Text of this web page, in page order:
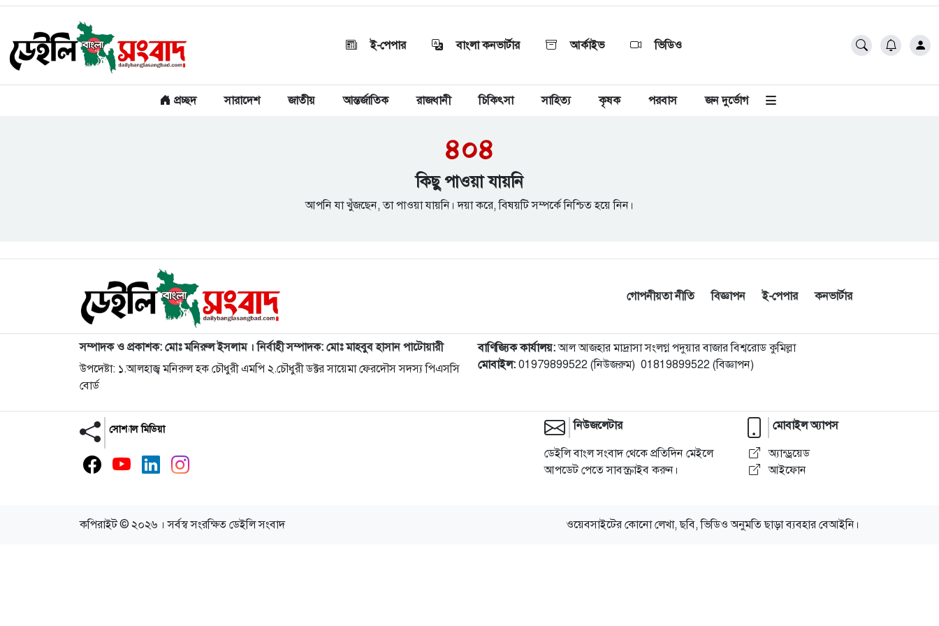
ই-পেপার বাংলা কনভার্টার আর্কাইভ ভিডিও
প্রচ্ছদ সারাদেশ জাতীয় আন্তর্জাতিক রাজধানী চিকিৎসা সাহিত্য কৃষক পরবাস জন দুর্ভোগ
৪০৪
কিছু পাওয়া যায়নি
আপনি যা খুঁজছেন, তা পাওয়া যায়নি। দয়া করে, বিষয়টি সম্পর্কে নিশ্চিত হয়ে নিন।
গোপনীয়তা নীতি বিজ্ঞাপন ই-পেপার কনভার্টার
সম্পাদক ও প্রকাশক: মোঃ মনিরুল ইসলাম । নির্বাহী সম্পাদক: মোঃ মাহবুব হাসান পাটোয়ারী
উপদেষ্টা: ১.আলহাজ্ব মনিরুল হক চৌধুরী এমপি ২.চৌধুরী ডক্টর সায়েমা ফেরদৌস সদস্য পিএসসি
বোর্ড
বাণিজ্যিক কার্যালয়:আল আজহার মাদ্রাসা সংলগ্ন পদুয়ার বাজার বিশ্বরোড কুমিল্লা
মোবাইল:01979899522 (নিউজরুম) 01819899522 (বিজ্ঞাপন)
সোশ্যাল মিডিয়া
নিউজলেটার
ডেইলি বাংল সংবাদ থেকে প্রতিদিন মেইলে
আপডেট পেতে সাবস্ক্রাইব করুন।
মোবাইল অ্যাপস
অ্যান্ড্রয়েড
আইফোন
কপিরাইট © ২০২৬ । সর্বস্ব সংরক্ষিত ডেইলি সংবাদ ওয়েবসাইটের কোনো লেখা, ছবি, ভিডিও অনুমতি ছাড়া ব্যবহার বেআইনি।